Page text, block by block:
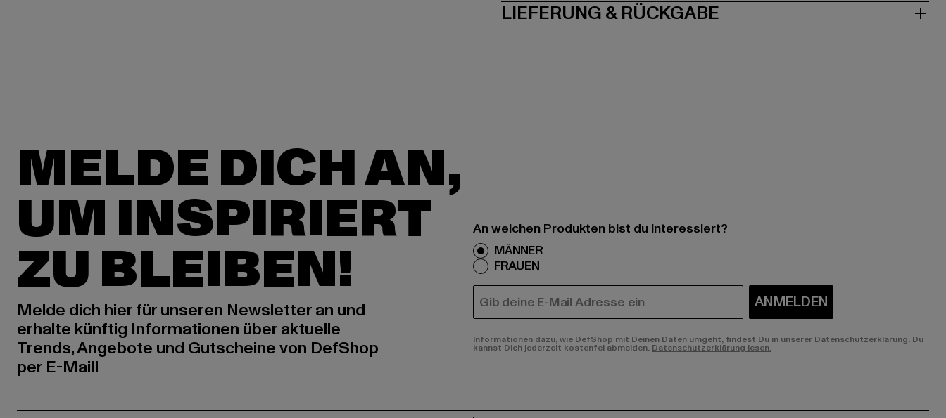
LIEFERUNG & RÜCKGABE
MELDE DICH AN,
UM INSPIRIERT
ZU BLEIBEN!
Melde dich hier für unseren Newsletter an und
erhalte künftig Informationen über aktuelle
Trends, Angebote und Gutscheine von DefShop
per E-Mail!
An welchen Produkten bist du interessiert?
MÄNNER
FRAUEN
E-MAIL ANMELDEN
Informationen dazu, wie DefShop mit Deinen Daten umgeht, findest Du in unserer Datenschutzerklärung. Du
kannst Dich jederzeit kostenfei abmelden. Datenschutzerklärung lesen.